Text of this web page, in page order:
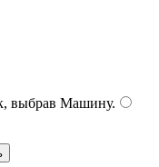
выбрав Машину.